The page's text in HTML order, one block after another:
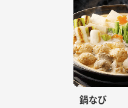
鍋なび